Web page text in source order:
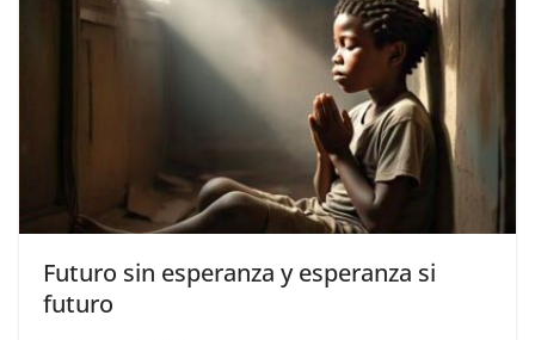
Futuro sin esperanza y esperanza si
futuro